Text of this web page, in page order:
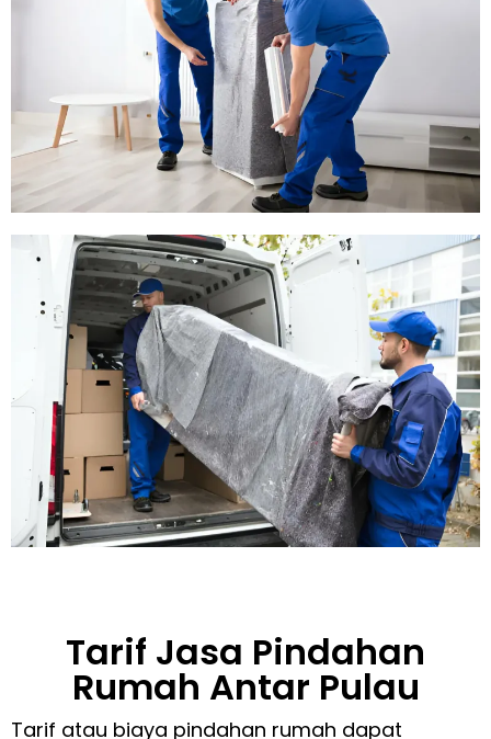
Tarif Jasa Pindahan
Rumah Antar Pulau
Tarif atau biaya pindahan rumah dapat